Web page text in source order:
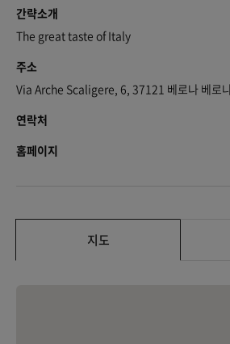
간략소개
The great taste of Italy
주소
Via Arche Scaligere, 6, 37121 베로나 베로
연락처
홈페이지
지도